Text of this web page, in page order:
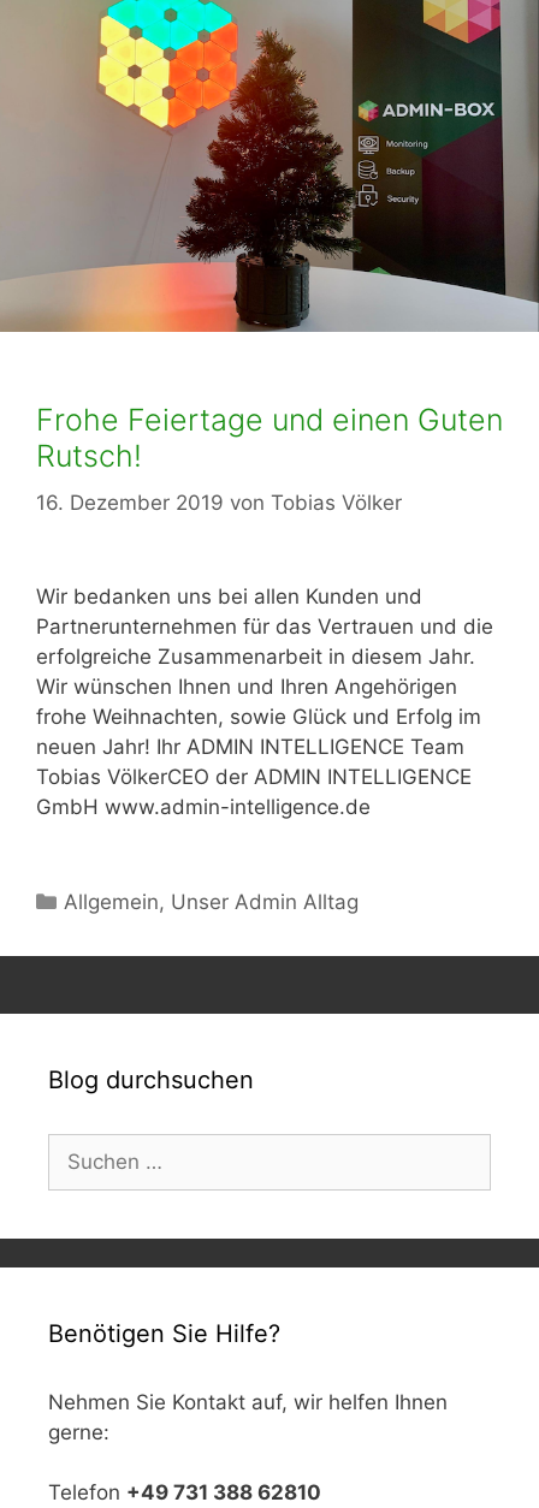
Frohe Feiertage und einen Guten
Rutsch!
16. Dezember 2019 von Tobias Völker
Wir bedanken uns bei allen Kunden und
Partnerunternehmen für das Vertrauen und die
erfolgreiche Zusammenarbeit in diesem Jahr.
Wir wünschen Ihnen und Ihren Angehörigen
frohe Weihnachten, sowie Glück und Erfolg im
neuen Jahr! Ihr ADMIN INTELLIGENCE Team
Tobias VölkerCEO der ADMIN INTELLIGENCE
GmbH www.admin-intelligence.de
Kategorien
Allgemein, Unser Admin Alltag
Blog durchsuchen
nach:
Benötigen Sie Hilfe?
Nehmen Sie Kontakt auf, wir helfen Ihnen
gerne:
Telefon +49 731 388 62810